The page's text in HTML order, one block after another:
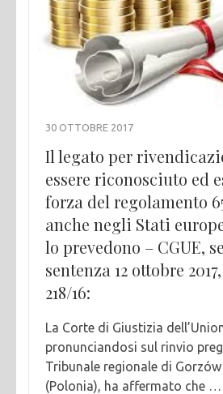
30 OTTOBRE 2017
Il legato per
essere riconosciuto ed
forza del regolamento
anche negli Stati
lo prevedono – CGUE,
sentenza 12 ottobre
218/16:
La Corte di Giustizia
pronunciandosi sul rinvio
Tribunale regionale di
(Polonia), ha affermato che …